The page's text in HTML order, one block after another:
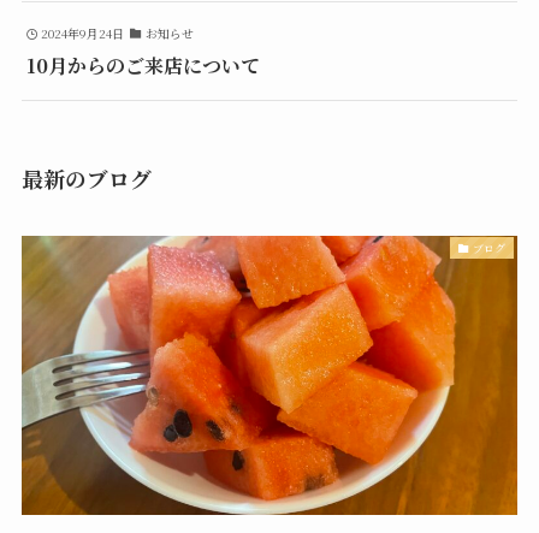
2024年9月24日 お知らせ
10月からのご来店について
最新のブログ
ブログ